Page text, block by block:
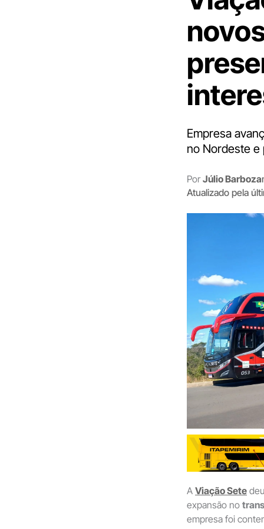
Empresa
no Nordeste e
Por Júlio Barboza
Atualizado pela
A Viação Sete
expansão no
empresa foi